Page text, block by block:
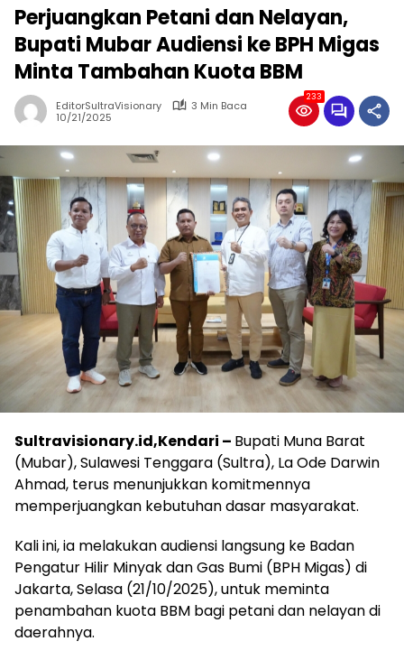
‎Perjuangkan Petani dan Nelayan,
Bupati Mubar Audiensi ke BPH Migas
Minta Tambahan Kuota BBM
EditorSultraVisionary
3 Min Baca
10/21/2025
233
Sultravisionary.id,Kendari – Bupati Muna Barat
(Mubar), Sulawesi Tenggara (Sultra), La Ode Darwin
Ahmad, terus menunjukkan komitmennya
memperjuangkan kebutuhan dasar masyarakat.
‎Kali ini, ia melakukan audiensi langsung ke Badan
Pengatur Hilir Minyak dan Gas Bumi (BPH Migas) di
Jakarta, Selasa (21/10/2025), untuk meminta
penambahan kuota BBM bagi petani dan nelayan di
daerahnya.